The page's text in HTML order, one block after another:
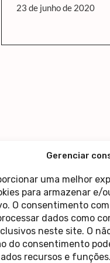
Gerenciar
uma melhor
para armazenar e/
O consentimento
dados como
neste site. O
do consentimento
recursos e funções.
23 de junho de 2020